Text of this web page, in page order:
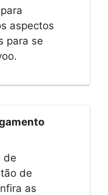
aspectos
para se
de
de
as